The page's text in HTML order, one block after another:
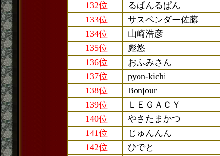
132位
るぱんるぱん
133位
サスペンダー佐藤
134位
山崎浩彦
135位
彪悠
136位
おふみさん
137位
pyon-kichi
138位
Bonjour
139位
ＬＥＧＡＣＹ
140位
やさたまかつ
141位
じゅんんん
142位
ひでと